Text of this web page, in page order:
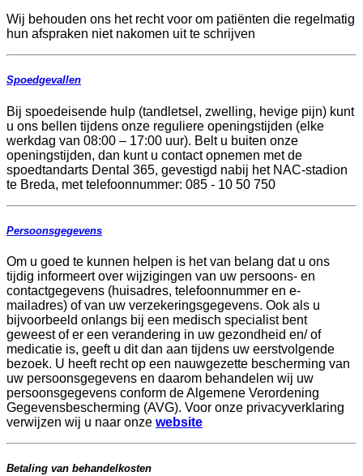
Wij behouden ons het recht voor om patiënten die regelmatig
hun afspraken niet nakomen uit te schrijven
Spoedgevallen
Bij spoedeisende hulp (tandletsel, zwelling, hevige pijn) kunt
u ons bellen tijdens onze reguliere openingstijden (elke
werkdag van 08:00 – 17:00 uur). Belt u buiten onze
openingstijden, dan kunt u contact opnemen met de
spoedtandarts Dental 365, gevestigd nabij het NAC-stadion
te Breda, met telefoonnummer: 085 - 10 50 750
Persoonsgegevens
Om u goed te kunnen helpen is het van belang dat u ons
tijdig informeert over wijzigingen van uw persoons- en
contactgegevens (huisadres, telefoonnummer en e-
mailadres) of van uw verzekeringsgegevens. Ook als u
bijvoorbeeld onlangs bij een medisch specialist bent
geweest of er een verandering in uw gezondheid en/ of
medicatie is, geeft u dit dan aan tijdens uw eerstvolgende
bezoek. U heeft recht op een nauwgezette bescherming van
uw persoonsgegevens en daarom behandelen wij uw
persoonsgegevens conform de Algemene Verordening
Gegevensbescherming (AVG). Voor onze privacyverklaring
verwijzen wij u naar onze website
Betaling van behandelkosten